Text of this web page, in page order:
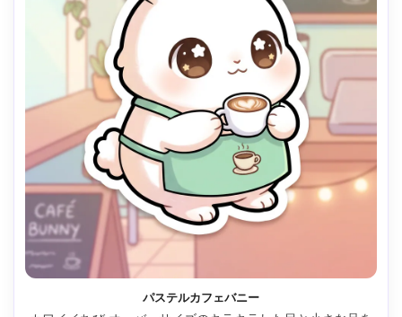
パステルカフェバニー